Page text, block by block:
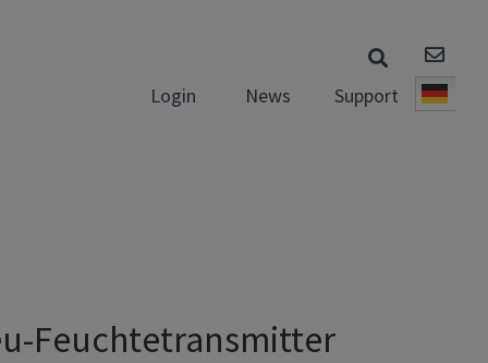
Login News Support
Feuchtetransmitter